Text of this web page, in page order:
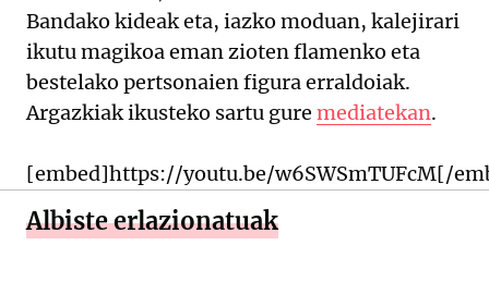
Bandako kideak eta, iazko moduan, kalejirari
ikutu magikoa eman zioten flamenko eta
bestelako pertsonaien figura erraldoiak.
Argazkiak ikusteko sartu gure mediatekan.
[embed]https://youtu.be/w6SWSmTUFcM[/
Albiste erlazionatuak